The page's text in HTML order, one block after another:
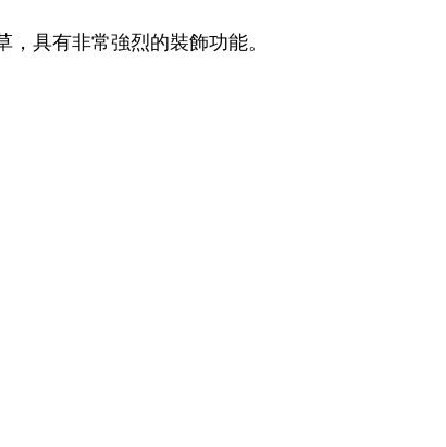
具有非常強烈的裝飾功能。